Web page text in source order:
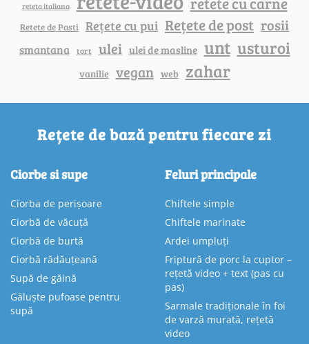
reteta italiana
Retete de Pasti Rețete cu pui Rețete de post rosii
smantana tort ulei ulei de masline unt usturoi
vanilie vegan web zahar
Rețete de bază pentru fiecare zi
Ciorbe si supe
Ciorba de perișoare
Ciorbă de văcuță
Ciorbă de burtă
Ciorbă rădăuțeană
Supă de găină
Găluște pufoase pentru
supă
Feluri principale
Chiftele simple
Chiftele marinate
Ardei umpluți
Friptură de porc la cuptor –
rețetă video + text (pas cu
pas)
Sarmale tradiționale în foi
de varză murată, rețetă
video